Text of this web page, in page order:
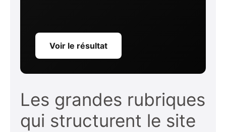
Voir le résultat
Les grandes rubriques
qui structurent le site